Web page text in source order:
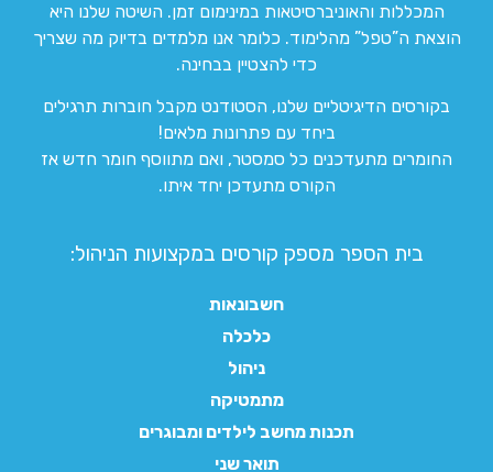
המכללות והאוניברסיטאות במינימום זמן. השיטה שלנו היא
הוצאת ה”טפל” מהלימוד. כלומר אנו מלמדים בדיוק מה שצריך
כדי להצטיין בבחינה.
בקורסים הדיגיטליים שלנו, הסטודנט מקבל חוברות תרגילים
ביחד עם פתרונות מלאים!
החומרים מתעדכנים כל סמסטר, ואם מתווסף חומר חדש אז
הקורס מתעדכן יחד איתו.
בית הספר מספק קורסים במקצועות הניהול:
חשבונאות
כלכלה
ניהול
מתמטיקה
תכנות מחשב לילדים ומבוגרים
תואר שני